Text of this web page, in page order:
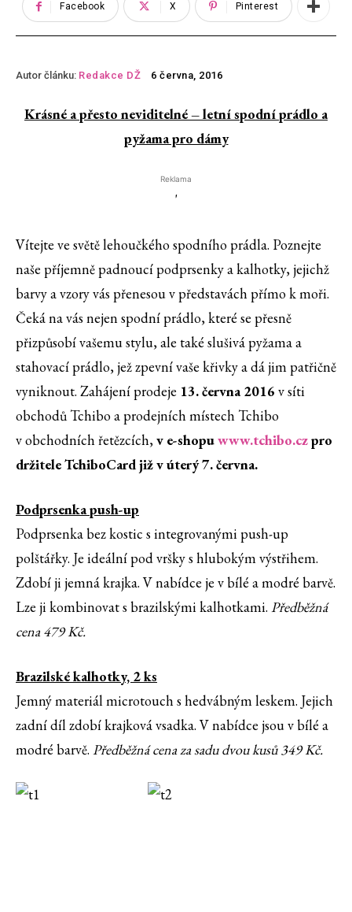
Facebook X Pinterest
Autor článku: Redakce DŽ 6 června, 2016
Krásné a přesto neviditelné – letní spodní prádlo a
pyžama pro dámy
Reklama
'
Vítejte ve světě lehoučkého spodního prádla. Poznejte
naše příjemně padnoucí podprsenky a kalhotky, jejichž
barvy a vzory vás přenesou v představách přímo k moři.
Čeká na vás nejen spodní prádlo, které se přesně
přizpůsobí vašemu stylu, ale také slušivá pyžama a
stahovací prádlo, jež zpevní vaše křivky a dá jim patřičně
vyniknout. Zahájení prodeje 13.června 2016 v síti
obchodů Tchibo a prodejních místech Tchibo
v obchodních řetězcích,v e-shopuwww.tchibo.czpro
držitele TchiboCard již v úterý 7.června.
Podprsenka push-up
Podprsenka bez kostic s integrovanými push-up
polštářky. Je ideální pod vršky s hlubokým výstřihem.
Zdobí ji jemná krajka. V nabídce je v bílé a modré barvě.
Lze ji kombinovat s brazilskými kalhotkami. Předběžná
cena 479 Kč.
Brazilské kalhotky, 2 ks
Jemný materiál microtouch s hedvábným leskem. Jejich
zadní díl zdobí krajková vsadka. V nabídce jsou v bílé a
modré barvě. Předběžná cena za sadu dvou kusů 349 Kč.